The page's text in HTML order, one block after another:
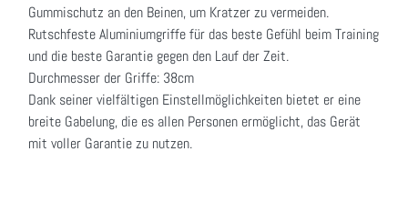
Gummischutz an den Beinen, um Kratzer zu vermeiden.
Rutschfeste Aluminiumgriffe für das beste Gefühl beim Training
und die beste Garantie gegen den Lauf der Zeit.
Durchmesser der Griffe: 38cm
Dank seiner vielfältigen Einstellmöglichkeiten bietet er eine
breite Gabelung, die es allen Personen ermöglicht, das Gerät
mit voller Garantie zu nutzen.